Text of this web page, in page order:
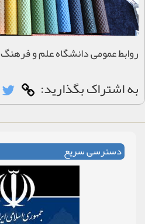
روابط عمومی دانشگاه علم و فرهنگ
به اشتراک بگذارید:
دسترسی سریع